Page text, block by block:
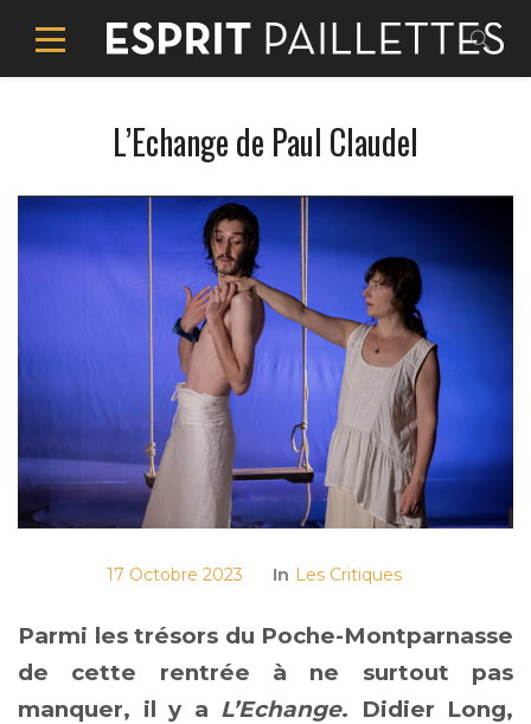
L’Echange de Paul Claudel
17 Octobre 2023 In Les Critiques
Parmi les trésors du Poche-Montparnasse
de cette rentrée à ne surtout pas
manquer, il y a L’Echange. Didier Long,